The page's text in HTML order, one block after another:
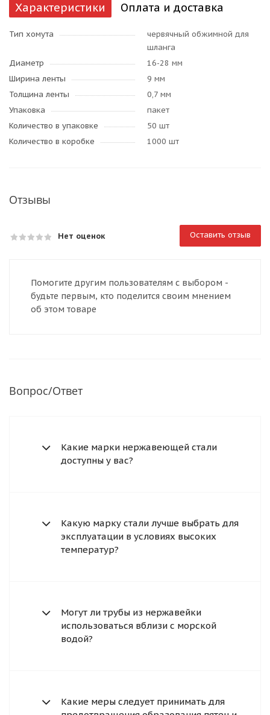
Характеристики Оплата и доставка
Тип хомута
червячный обжимной для
шланга
Диаметр
16-28 мм
Ширина ленты
9 мм
Толщина ленты
0,7 мм
Упаковка
пакет
Количество в упаковке
50 шт
Количество в коробке
1000 шт
Отзывы
Нет оценок Оставить отзыв
Помогите другим пользователям с выбором -
будьте первым, кто поделится своим мнением
об этом товаре
Вопрос/Ответ
Какие марки нержавеющей стали
доступны у вас?
Какую марку стали лучше выбрать для
эксплуатации в условиях высоких
температур?
Могут ли трубы из нержавейки
использоваться вблизи с морской
водой?
Какие меры следует принимать для